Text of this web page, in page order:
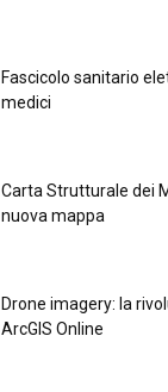
Fascicolo sanitario
medici
Carta Strutturale dei
nuova mappa
Drone imagery: la
ArcGIS Online